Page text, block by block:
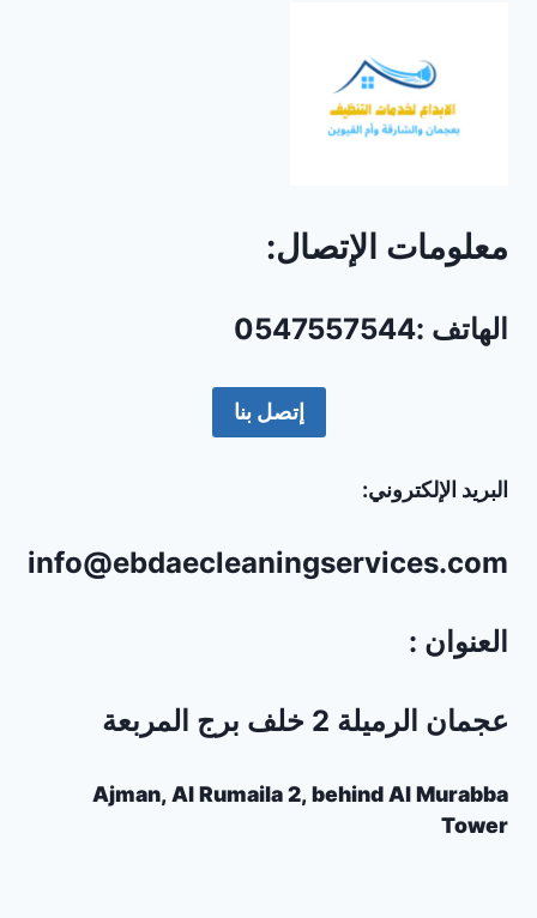
معلومات الإتصال:
الهاتف :0547557544
إتصل بنا
البريد الإلكتروني:
info@ebdaecleaningservices.com
العنوان :
عجمان الرميلة 2 خلف برج المربعة
Ajman, Al Rumaila 2, behind Al Murabba
Tower